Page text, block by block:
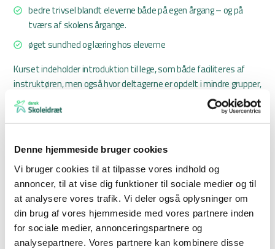
Denne hjemmeside bruger cookies
Vi bruger cookies til at tilpasse vores indhold og
annoncer, til at vise dig funktioner til sociale medier og til
at analysere vores trafik. Vi deler også oplysninger om
din brug af vores hjemmeside med vores partnere inden
for sociale medier, annonceringspartnere og
analysepartnere. Vores partnere kan kombinere disse
bedre trivsel blandt eleverne både på egen årgang – og på
tværs af skolens årgange.
øget sundhed og læring hos eleverne
Kurset indeholder introduktion til lege, som både faciliteres af
instruktøren, men også hvor deltagerne er opdelt i mindre grupper,
der instruerer hinanden i udvalgte lege og selv leger med.
Derudover får eleverne en masse praktisk viden og gode råd om
både de praktiske aktiviteter og det at være rollemodel og
igangsætter.
Ved åbne kurser anbefales det, at den enkelte skole efter egne
kriterier udvælger 6-8 elever, gerne af begge køn og på tværs af
klasser og/eller klassetrin til at deltage på kurset med henblik på
efterfølgende at oprette en Legepatrulje på egen skole. Ved eget,
lukket kursus anbefales samme kriterier, dog at der udvælges et
passende antal elever ift. skolen størrelse.